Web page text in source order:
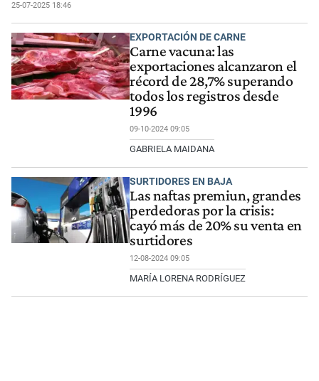
25-07-2025 18:46
EXPORTACIÓN DE CARNE
Carne vacuna: las
exportaciones alcanzaron el
récord de 28,7% superando
todos los registros desde
1996
09-10-2024 09:05
GABRIELA MAIDANA
SURTIDORES EN BAJA
Las naftas premiun, grandes
perdedoras por la crisis:
cayó más de 20% su venta en
surtidores
12-08-2024 09:05
MARÍA LORENA RODRÍGUEZ